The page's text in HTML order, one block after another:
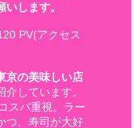
します。
PV(アクセス
京の美味しい店
介しています。
スパ重視。ラー
つ、寿司が大好